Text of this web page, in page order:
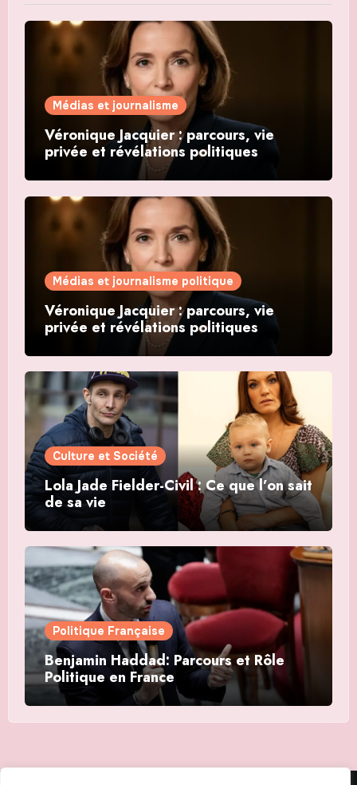
Médias et journalisme
Véronique Jacquier : parcours, vie
privée et révélations politiques
Médias et journalisme politique
Véronique Jacquier : parcours, vie
privée et révélations politiques
Culture et Société
Lola Jade Fielder-Civil : Ce que l’on sait
de sa vie
Politique Française
Benjamin Haddad: Parcours et Rôle
Politique en France